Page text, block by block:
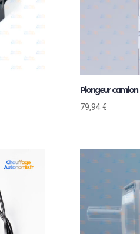
Plongeur camion
79,94€